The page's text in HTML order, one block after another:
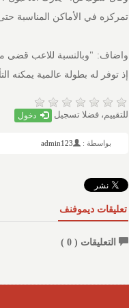
تمركزه في الأماكن المناسبة
واضاف: "وبالنسبة للاعب قضى
إذ توفر له بطولة عالمية يمكنه
للتقييم، فضلا تسجيل دخول
بواسطة : admin123
تعليقات ديموفنف
التعليقات (0
)